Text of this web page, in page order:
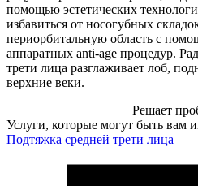
помощью эстетических
избавиться от носогубных
периорбитальную область с
аппаратных anti-age процедур.
трети лица разглаживает лоб,
верхние веки.
Решает
Услуги, которые могут быть вам
Подтяжка средней трети лица